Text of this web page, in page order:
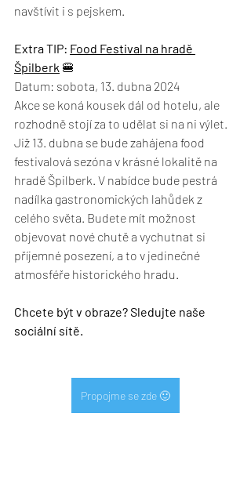
navštívit i s pejskem.
Extra TIP: Food Festival na hradě
Špilberk 🍔
Datum: sobota, 13. dubna 2024
Akce se koná kousek dál od hotelu, ale
rozhodně stojí za to udělat si na ni výlet.
Již 13. dubna se bude zahájena food
festivalová sezóna v krásné lokalitě na
hradě Špilberk. V nabídce bude pestrá
nadílka gastronomických lahůdek z
celého světa. Budete mít možnost
objevovat nové chutě a vychutnat si
příjemné posezení, a to v jedinečné
atmosféře historického hradu.
Chcete být v obraze? Sledujte naše
sociální sítě.
Propojme se zde 🙂